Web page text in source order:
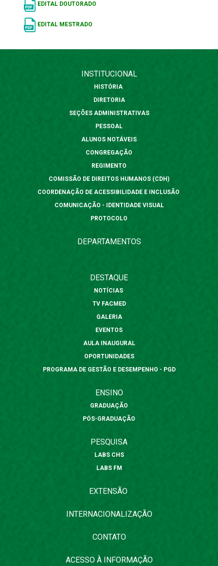
EDITAL DOUTORADO
EDITAL MESTRADO
INSTITUCIONAL
HISTÓRIA
DIRETORIA
SEÇÕES ADMINISTRATIVAS
PESSOAL
ALUNOS NOTÁVEIS
CONGREGAÇÃO
REGIMENTO
COMISSÃO DE DIREITOS HUMANOS (CDH)
COORDENAÇÃO DE ACESSIBILIDADE E INCLUSÃO
COMUNICAÇÃO - IDENTIDADE VISUAL
PROTOCOLO
DEPARTAMENTOS
DESTAQUE
NOTÍCIAS
TV FACMED
GALERIA
EVENTOS
AULA INAUGURAL
OPORTUNIDADES
PROGRAMA DE GESTÃO E DESEMPENHO - PGD
ENSINO
GRADUAÇÃO
PÓS-GRADUAÇÃO
PESQUISA
LABS CHS
LABS FM
EXTENSÃO
INTERNACIONALIZAÇÃO
CONTATO
ACESSO À INFORMAÇÃO